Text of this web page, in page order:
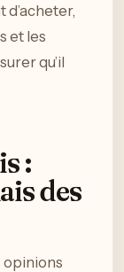
et les
qu’il
:
des
opinions